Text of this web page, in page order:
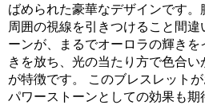
ばめられた豪華なデザインです。
周囲の視線を引きつけること間違
ーンが、まるでオーロラの輝き
きを放ち、光の当たり方で色合い
が特徴です。 このブレスレット
パワーストーンとしての効果も期